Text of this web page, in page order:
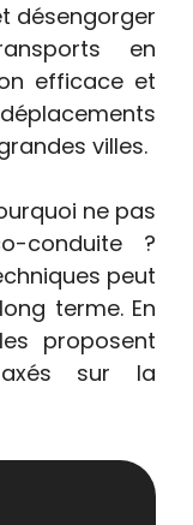
désengorger
en
efficace et
villes.
ne pas
conduite ?
peut
terme. En
proposent
sur la